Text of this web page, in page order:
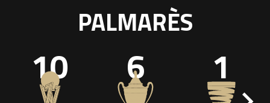
PALMARÈS
10 6 1